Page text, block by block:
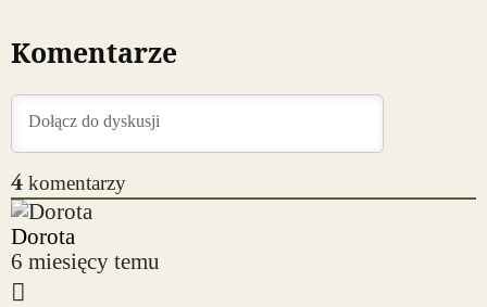
Komentarze
4komentarzy
Dorota
6 miesięcy temu